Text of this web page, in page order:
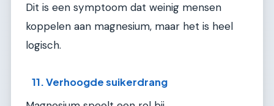
Dit is een symptoom dat weinig mensen
koppelen aan magnesium, maar het is heel
logisch.
11. Verhoogde suikerdrang